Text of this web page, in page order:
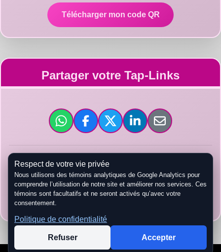
Télécharger mon code QR
Partager votre Tap-Links
tap-links.ca/
Copier URL
Impulsé parTap-Links.2026
Respect de votre vie privée
Nous utilisons des témoins analytiques de Google Analytics pour
comprendre l’utilisation de notre site et améliorer nos services. Ces
témoins sont facultatifs et ne seront activés qu’avec votre
consentement.
Politique de confidentialité
Refuser Accepter